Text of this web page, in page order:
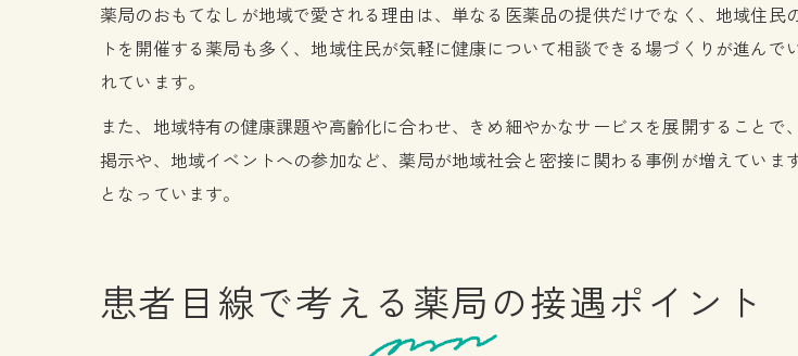
薬局のおもてなしが地域で愛される理由は、単なる医薬品の提供だけでなく、地域住
トを開催する薬局も多く、地域住民が気軽に健康について相談できる場づくりが進ん
れています。
また、地域特有の健康課題や高齢化に合わせ、きめ細やかなサービスを展開すること
掲示や、地域イベントへの参加など、薬局が地域社会と密接に関わる事例が増えてい
となっています。
患者目線で考える薬局の接遇ポイント